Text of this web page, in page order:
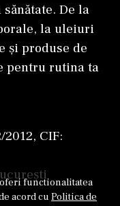
functionalitatea
acord cu Politica de
De la
la uleiuri
și produse de
pentru rutina ta
CIF: